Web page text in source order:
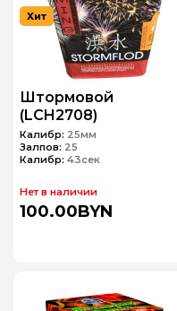
Хит
Штормовой
(LCH2708)
Калибр: 25мм
Залпов: 25
Калибр: 43сек
Нет в наличии
100.00BYN